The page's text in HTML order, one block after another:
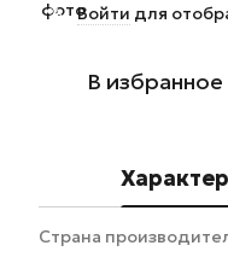
% Войти для
В избранное
Страна